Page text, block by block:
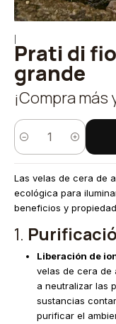
Prati di
grande
¡Compra más
Cantidad
Las velas de cera de
ecológica para
beneficios y
1.
Liberación de
velas de cera de
a neutralizar las
sustancias
purificar el